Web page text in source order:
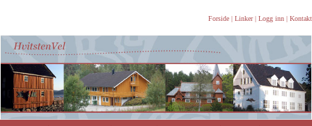
Forside | Linker| Logg inn | Kontakt